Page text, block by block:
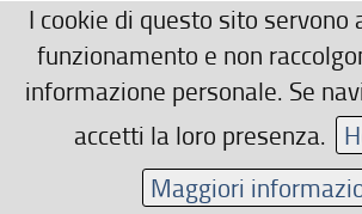
nicola.marinelli(AT)unifi.it
Area riservata
I cookie di questo sito servono
funzionamento e non
informazione personale. Se
accetti la loro presenza.
Maggiori